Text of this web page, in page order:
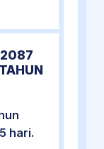
2087
hari.